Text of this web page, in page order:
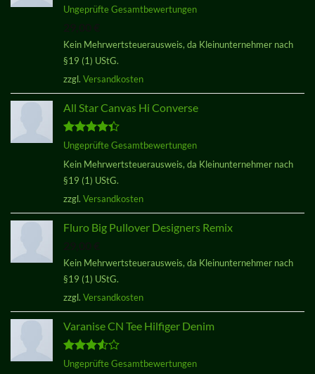
Bewertet
mit 4.00
Ungeprüfte Gesamtbewertungen
Kein Mehrwertsteuerausweis, da Kleinunternehmer nach
§19 (1) UStG.
zzgl. Versandkosten
All Star Canvas Hi Converse
Bewertet
von 5
Ungeprüfte Gesamtbewertungen
Kein Mehrwertsteuerausweis, da Kleinunternehmer nach
§19 (1) UStG.
zzgl. Versandkosten
Fluro Big Pullover Designers Remix
Kein Mehrwertsteuerausweis, da Kleinunternehmer nach
§19 (1) UStG.
zzgl. Versandkosten
Varanise CN Tee Hilfiger Denim
Bewertet
Ungeprüfte Gesamtbewertungen